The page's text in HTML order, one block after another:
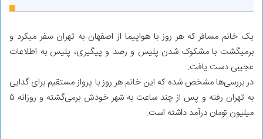
یک خانم مسافر که هر روز با هواپیما از اصفهان به تهران سفر میکرد و
برمیگشت با مشکوک شدن پلیس و رصد و پیگیری، پلیس به اطلاعات
عجیبی دست یافت.
در بررسی‌ها مشخص شده که این خانم هر روز با پرواز مستقیم برای گدایی
به تهران رفته و پس از چند ساعت به شهر خودش برمی‌گشته و روزانه ۵
میلیون تومان درآمد داشته است.